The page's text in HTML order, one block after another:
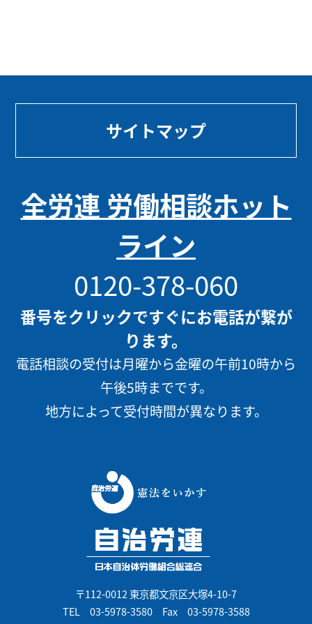
サイトマップ
全労連 労働相談ホット
ライン
0120-378-060
番号をクリックですぐにお電話が繋が
ります。
電話相談の受付は月曜から金曜の午前10時から
午後5時までです。
地方によって受付時間が異なります。
〒112-0012 東京都文京区大塚4-10-7
TEL 03-5978-3580Fax 03-5978-3588